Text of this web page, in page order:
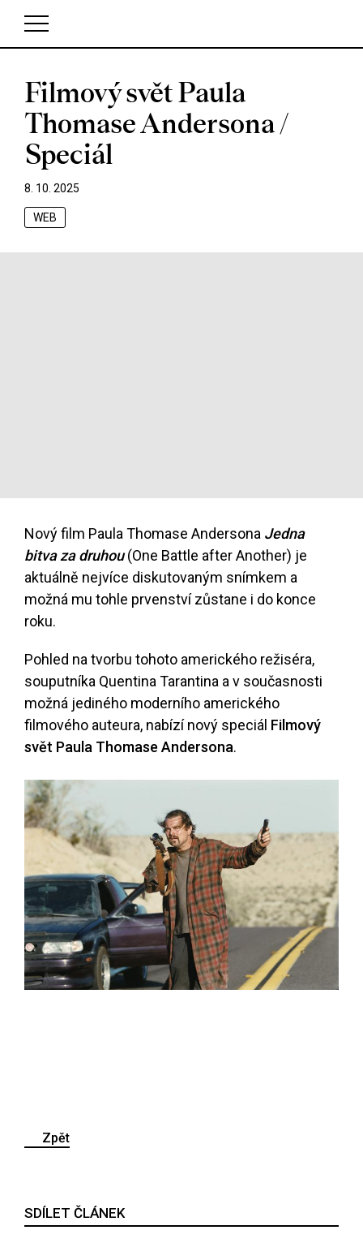
V košíku zatím nemáte žádné položky.
Filmový svět Paula
Thomase Andersona /
Speciál
8. 10. 2025
WEB
Nový film Paula Thomase Andersona Jedna
bitva za druhou(One Battle after Another) je
aktuálně nejvíce diskutovaným snímkem a
možná mu tohle prvenství zůstane i do konce
roku.
Pohled na tvorbu tohoto amerického režiséra,
souputníka Quentina Tarantina a v současnosti
možná jediného moderního amerického
filmového auteura, nabízí nový speciál Filmový
svět Paula Thomase Andersona.
Zpět
SDÍLET ČLÁNEK